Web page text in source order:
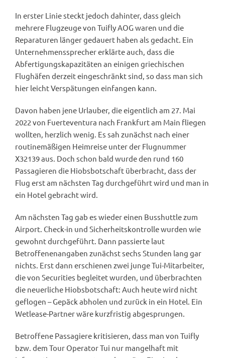
In erster Linie steckt jedoch dahinter, dass gleich
mehrere Flugzeuge von Tuifly AOG waren und die
Reparaturen länger gedauert haben als gedacht. Ein
Unternehmenssprecher erklärte auch, dass die
Abfertigungskapazitäten an einigen griechischen
Flughäfen derzeit eingeschränkt sind, so dass man sich
hier leicht Verspätungen einfangen kann.
Davon haben jene Urlauber, die eigentlich am 27. Mai
2022 von Fuerteventura nach Frankfurt am Main fliegen
wollten, herzlich wenig. Es sah zunächst nach einer
routinemäßigen Heimreise unter der Flugnummer
X32139 aus. Doch schon bald wurde den rund 160
Passagieren die Hiobsbotschaft überbracht, dass der
Flug erst am nächsten Tag durchgeführt wird und man in
ein Hotel gebracht wird.
Am nächsten Tag gab es wieder einen Busshuttle zum
Airport. Check-in und Sicherheitskontrolle wurden wie
gewohnt durchgeführt. Dann passierte laut
Betroffenenangaben zunächst sechs Stunden lang gar
nichts. Erst dann erschienen zwei junge Tui-Mitarbeiter,
die von Securities begleitet wurden, und überbrachten
die neuerliche Hiobsbotschaft: Auch heute wird nicht
geflogen – Gepäck abholen und zurück in ein Hotel. Ein
Wetlease-Partner wäre kurzfristig abgesprungen.
Betroffene Passagiere kritisieren, dass man von Tuifly
bzw. dem Tour Operator Tui nur mangelhaft mit